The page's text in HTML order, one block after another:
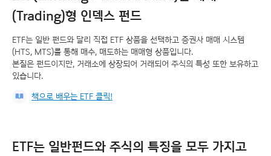
(Trading)형 인덱스 펀드
ETF는 일반 펀드와 달리 직접 ETF 상품을 선택하고 증권사 매매 시스템
(HTS, MTS)를 통해 매수, 매도하는 매매형 상품입니다.
본질은 펀드이지만, 거래소에 상장되어 거래되어 주식의 특성 또한 보유하고
있습니다.
책으로 배우는 ETF 클릭!
ETF는 일반펀드와 주식의 특징을 모두 가지고